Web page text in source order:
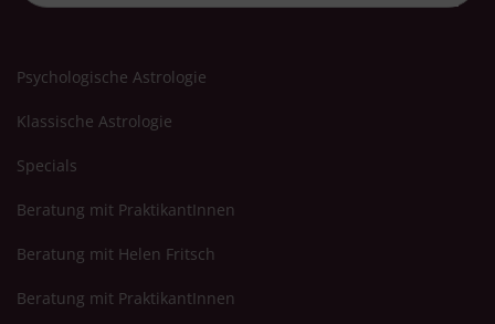
Psychologische Astrologie
Klassische Astrologie
Specials
Beratung mit PraktikantInnen
Beratung mit Helen Fritsch
Beratung mit PraktikantInnen